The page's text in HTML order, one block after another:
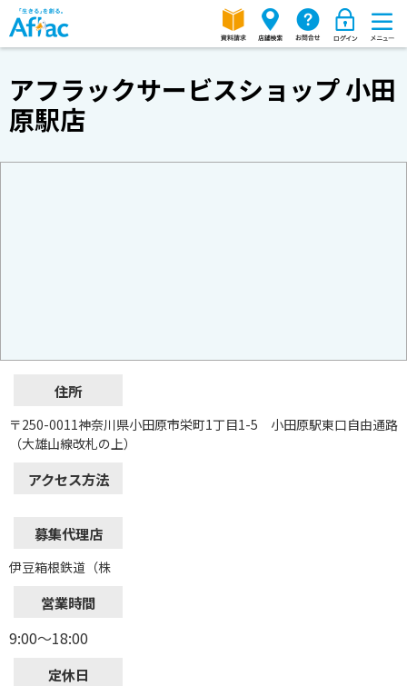
アフラックサービスショップ 小田
原駅店
住所
〒250-0011神奈川県小田原市栄町1丁目1-5 小田原駅東口自由通路
（大雄山線改札の上）
アクセス方法
募集代理店
伊豆箱根鉄道（株
営業時間
9:00～18:00
定休日